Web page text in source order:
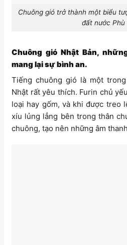
Chuông gió trở thành một biểu
đất nước Phù
Chuông gió Nhật Bản,
mang lại sự bình an.
Tiếng chuông gió là một
Nhật rất yêu thích. Furin chủ
loại hay gốm, và khi được treo
xíu lủng lẳng bên trong thân
chuông, tạo nên những âm